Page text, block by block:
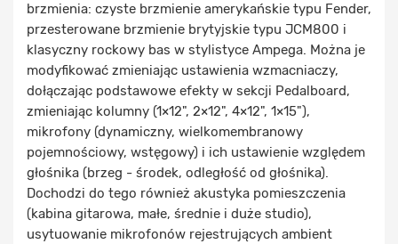
brzmienia: czyste brzmienie amerykańskie typu Fender,
przesterowane brzmienie brytyjskie typu JCM800 i
klasyczny rockowy bas w stylistyce Ampega. Można je
modyfikować zmieniając ustawienia wzmacniaczy,
dołączając podstawowe efekty w sekcji Pedalboard,
zmieniając kolumny (1×12", 2×12", 4×12", 1×15"),
mikrofony (dynamiczny, wielkomembranowy
pojemnościowy, wstęgowy) i ich ustawienie względem
głośnika (brzeg - środek, odległość od głośnika).
Dochodzi do tego również akustyka pomieszczenia
(kabina gitarowa, małe, średnie i duże studio),
usytuowanie mikrofonów rejestrujących ambient